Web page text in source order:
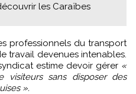
les Caraïbes
professionnels du transport
travail devenues intenables.
estime devoir gérer «
visiteurs sans disposer des
».